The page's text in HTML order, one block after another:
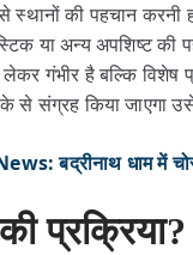
की पहचान करनी
या अन्य अपशिष्ट
लेकर गंभीर है बल्कि
से संग्रह किया जाएगा
बद्रीनाथ धाम में